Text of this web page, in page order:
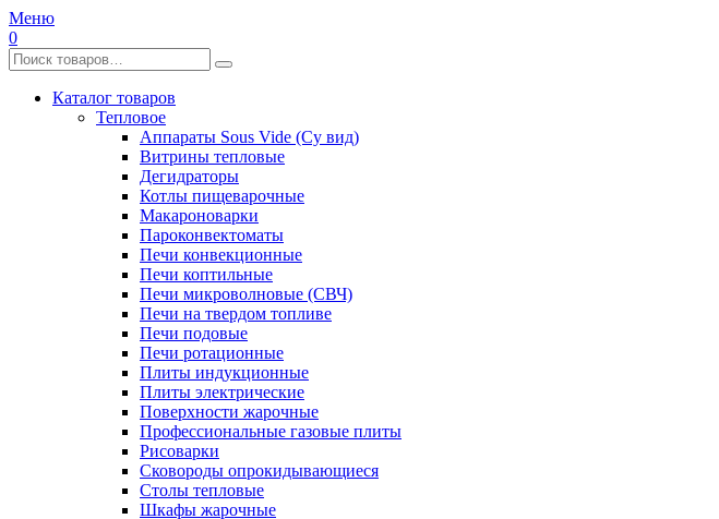
Меню
0
Каталог товаров
Тепловое
Аппараты Sous Vide (Су вид)
Витрины тепловые
Дегидраторы
Котлы пищеварочные
Макароноварки
Пароконвектоматы
Печи конвекционные
Печи коптильные
Печи микроволновые (СВЧ)
Печи на твердом топливе
Печи подовые
Печи ротационные
Плиты индукционные
Плиты электрические
Поверхности жарочные
Профессиональные газовые плиты
Рисоварки
Сковороды опрокидывающиеся
Столы тепловые
Шкафы жарочные